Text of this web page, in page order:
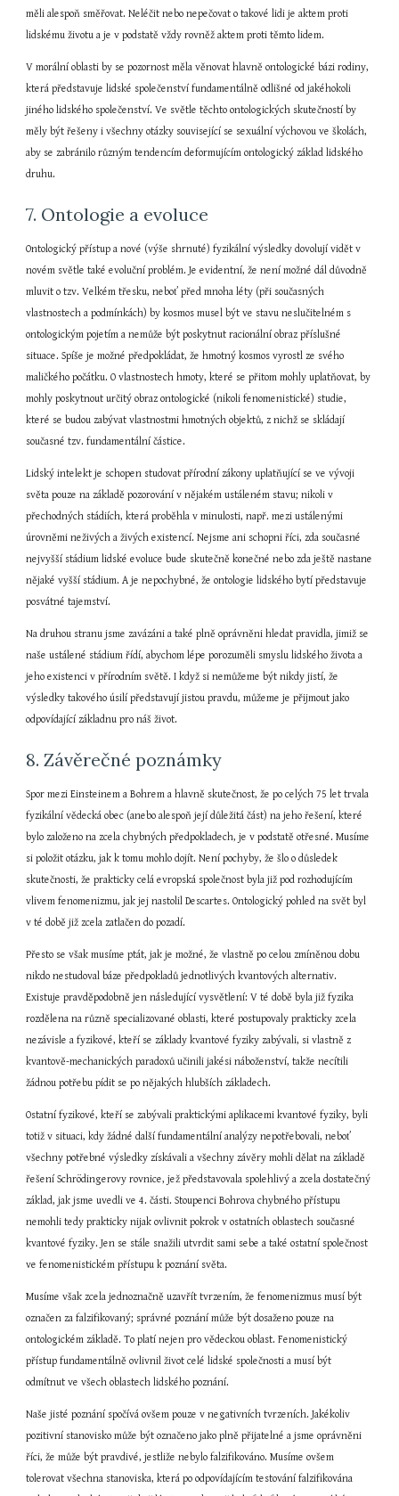
měli alespoň směřovat. Neléčit nebo nepečovat o takové lidi je aktem proti
lidskému životu a je v podstatě vždy rovněž aktem proti těmto lidem.
V morální oblasti by se pozornost měla věnovat hlavně ontologické bázi rodiny,
která představuje lidské společenství fundamentálně odlišné od jakéhokoli
jiného lidského společenství. Ve světle těchto ontologických skutečností by
měly být řešeny i všechny otázky související se sexuální výchovou ve školách,
aby se zabránilo různým tendencím deformujícím ontologický základ lidského
druhu.
7. Ontologie a evoluce
Ontologický přístup a nové (výše shrnuté) fyzikální výsledky dovolují vidět v
novém světle také evoluční problém. Je evidentní, že není možné dál důvodně
mluvit o tzv. Velkém třesku, neboť před mnoha léty (při současných
vlastnostech a podmínkách) by kosmos musel být ve stavu neslučitelném s
ontologickým pojetím a nemůže být poskytnut racionální obraz příslušné
situace. Spíše je možné předpokládat, že hmotný kosmos vyrostl ze svého
maličkého počátku. O vlastnostech hmoty, které se přitom mohly uplatňovat, by
mohly poskytnout určitý obraz ontologické (nikoli fenomenistické) studie,
které se budou zabývat vlastnostmi hmotných objektů, z nichž se skládají
současné tzv. fundamentální částice.
Lidský intelekt je schopen studovat přírodní zákony uplatňující se ve vývoji
světa pouze na základě pozorování v nějakém ustáleném stavu; nikoli v
přechodných stádiích, která proběhla v minulosti, např. mezi ustálenými
úrovněmi neživých a živých existencí. Nejsme ani schopni říci, zda současné
nejvyšší stádium lidské evoluce bude skutečně konečné nebo zda ještě nastane
nějaké vyšší stádium. A je nepochybné, že ontologie lidského bytí představuje
posvátné tajemství.
Na druhou stranu jsme zavázáni a také plně oprávněni hledat pravidla, jimiž se
naše ustálené stádium řídí, abychom lépe porozuměli smyslu lidského života a
jeho existenci v přírodním světě. I když si nemůžeme být nikdy jistí, že
výsledky takového úsilí představují jistou pravdu, můžeme je přijmout jako
odpovídající základnu pro náš život.
8. Závěrečné poznámky
Spor mezi Einsteinem a Bohrem a hlavně skutečnost, že po celých 75 let trvala
fyzikální vědecká obec (anebo alespoň její důležitá část) na jeho řešení, které
bylo založeno na zcela chybných předpokladech, je v podstatě otřesné. Musíme
si položit otázku, jak k tomu mohlo dojít. Není pochyby, že šlo o důsledek
skutečnosti, že prakticky celá evropská společnost byla již pod rozhodujícím
vlivem fenomenizmu, jak jej nastolil Descartes. Ontologický pohled na svět byl
v té době již zcela zatlačen do pozadí.
Přesto se však musíme ptát, jak je možné, že vlastně po celou zmíněnou dobu
nikdo nestudoval báze předpokladů jednotlivých kvantových alternativ.
Existuje pravděpodobně jen následující vysvětlení: V té době byla již fyzika
rozdělena na různě specializované oblasti, které postupovaly prakticky zcela
nezávisle a fyzikové, kteří se základy kvantové fyziky zabývali, si vlastně z
kvantově-mechanických paradoxů učinili jakési náboženství, takže necítili
žádnou potřebu pídit se po nějakých hlubších základech.
Ostatní fyzikové, kteří se zabývali praktickými aplikacemi kvantové fyziky, byli
totiž v situaci, kdy žádné další fundamentální analýzy nepotřebovali, neboť
všechny potřebné výsledky získávali a všechny závěry mohli dělat na základě
řešení Schrödingerovy rovnice, jež představovala spolehlivý a zcela dostatečný
základ, jak jsme uvedli ve 4. části. Stoupenci Bohrova chybného přístupu
nemohli tedy prakticky nijak ovlivnit pokrok v ostatních oblastech současné
kvantové fyziky. Jen se stále snažili utvrdit sami sebe a také ostatní společnost
ve fenomenistickém přístupu k poznání světa.
Musíme však zcela jednoznačně uzavřít tvrzením, že fenomenizmus musí být
označen za falzifikovaný; správné poznání může být dosaženo pouze na
ontologickém základě. To platí nejen pro vědeckou oblast. Fenomenistický
přístup fundamentálně ovlivnil život celé lidské společnosti a musí být
odmítnut ve všech oblastech lidského poznání.
Naše jisté poznání spočívá ovšem pouze v negativních tvrzeních. Jakékoliv
pozitivní stanovisko může být označeno jako plně přijatelné a jsme oprávněni
říci, že může být pravdivé, jestliže nebylo falzifikováno. Musíme ovšem
tolerovat všechna stanoviska, která po odpovídajícím testování falzifikována